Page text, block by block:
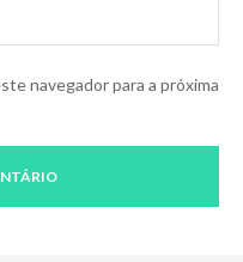
navegador para a próxima